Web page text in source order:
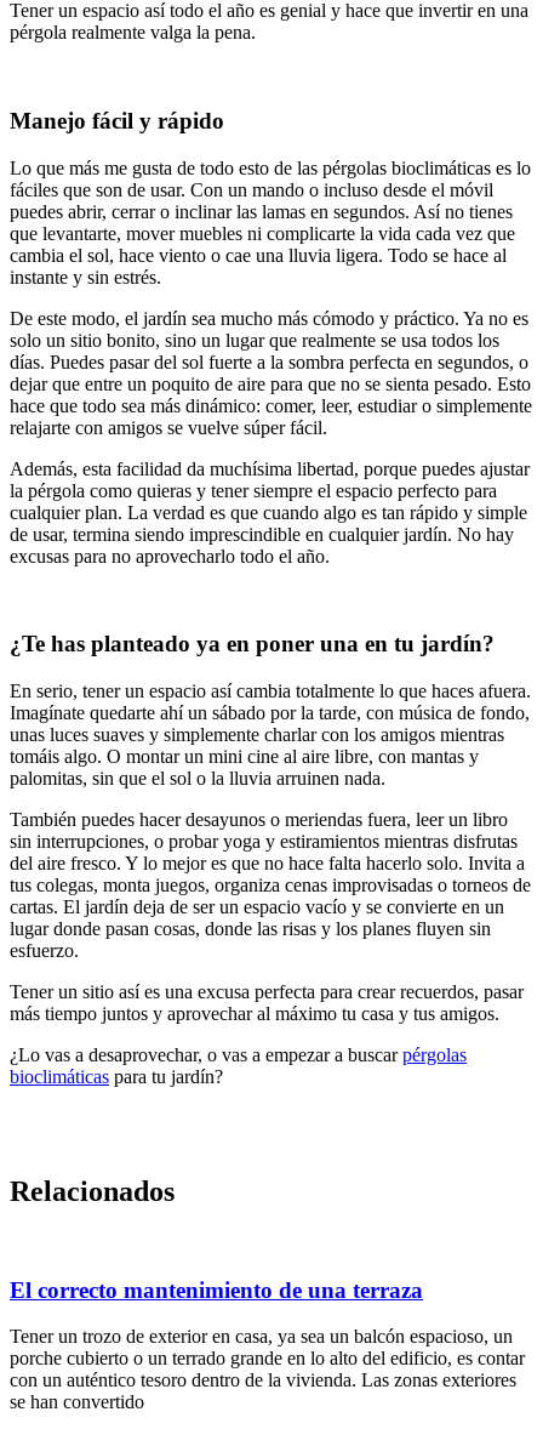
Tener un espacio así todo el año es genial y hace que invertir en una
pérgola realmente valga la pena.
Manejo fácil y rápido
Lo que más me gusta de todo esto de las pérgolas bioclimáticas es lo
fáciles que son de usar. Con un mando o incluso desde el móvil
puedes abrir, cerrar o inclinar las lamas en segundos. Así no tienes
que levantarte, mover muebles ni complicarte la vida cada vez que
cambia el sol, hace viento o cae una lluvia ligera. Todo se hace al
instante y sin estrés.
De este modo, el jardín sea mucho más cómodo y práctico. Ya no es
solo un sitio bonito, sino un lugar que realmente se usa todos los
días. Puedes pasar del sol fuerte a la sombra perfecta en segundos, o
dejar que entre un poquito de aire para que no se sienta pesado. Esto
hace que todo sea más dinámico: comer, leer, estudiar o simplemente
relajarte con amigos se vuelve súper fácil.
Además, esta facilidad da muchísima libertad, porque puedes ajustar
la pérgola como quieras y tener siempre el espacio perfecto para
cualquier plan. La verdad es que cuando algo es tan rápido y simple
de usar, termina siendo imprescindible en cualquier jardín. No hay
excusas para no aprovecharlo todo el año.
¿Te has planteado ya en poner una en tu jardín?
En serio, tener un espacio así cambia totalmente lo que haces afuera.
Imagínate quedarte ahí un sábado por la tarde, con música de fondo,
unas luces suaves y simplemente charlar con los amigos mientras
tomáis algo. O montar un mini cine al aire libre, con mantas y
palomitas, sin que el sol o la lluvia arruinen nada.
También puedes hacer desayunos o meriendas fuera, leer un libro
sin interrupciones, o probar yoga y estiramientos mientras disfrutas
del aire fresco. Y lo mejor es que no hace falta hacerlo solo. Invita a
tus colegas, monta juegos, organiza cenas improvisadas o torneos de
cartas. El jardín deja de ser un espacio vacío y se convierte en un
lugar donde pasan cosas, donde las risas y los planes fluyen sin
esfuerzo.
Tener un sitio así es una excusa perfecta para crear recuerdos, pasar
más tiempo juntos y aprovechar al máximo tu casa y tus amigos.
¿Lo vas a desaprovechar, o vas a empezar a buscarpérgolas
bioclimáticas para tu jardín?
Relacionados
El correcto mantenimiento de una terraza
Tener un trozo de exterior en casa, ya sea un balcón espacioso, un
porche cubierto o un terrado grande en lo alto del edificio, es contar
con un auténtico tesoro dentro de la vivienda. Las zonas exteriores
se han convertido